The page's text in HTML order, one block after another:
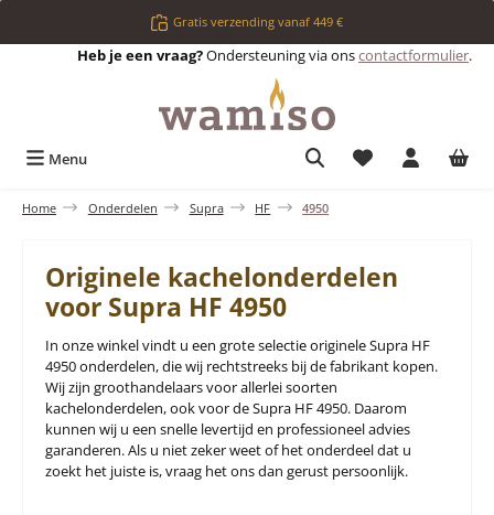
Ga naar de hoofdinhoudGratis verzending vanaf 449 €
Heb je een vraag?Ondersteuning via onscontactformulier.
Menu Je hebt 0 items
Home Onderdelen Supra HF 4950
Originele kachelonderdelen
voor Supra HF 4950
In onze winkel vindt u een grote selectie originele Supra HF
4950 onderdelen, die wij rechtstreeks bij de fabrikant kopen.
Wij zijn groothandelaars voor allerlei soorten
kachelonderdelen, ook voor de Supra HF 4950. Daarom
kunnen wij u een snelle levertijd en professioneel advies
garanderen. Als u niet zeker weet of het onderdeel dat u
zoekt het juiste is, vraag het ons dan gerust persoonlijk.